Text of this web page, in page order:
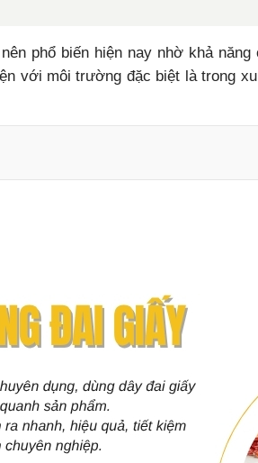
phổ biến hiện nay nhờ khả
với môi trường đặc biệt là trong